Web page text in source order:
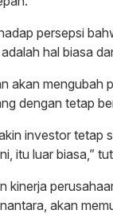
persepsi
hal biasa
akan mengubah
dengan tetap
investor tetap
itu luar biasa,”
kinerja
akan